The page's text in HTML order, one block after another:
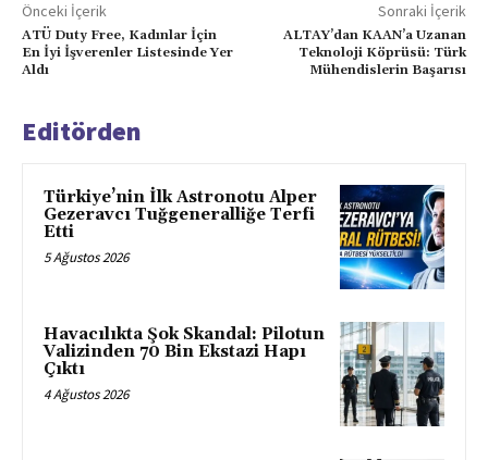
Önceki İçerik
ATÜ Duty Free, Kadınlar İçin
En İyi İşverenler Listesinde Yer
Aldı
Sonraki İçerik
ALTAY’dan KAAN’a Uzanan
Teknoloji Köprüsü: Türk
Mühendislerin Başarısı
Editörden
Türkiye’nin İlk Astronotu Alper
Gezeravcı Tuğgeneralliğe Terfi
Etti
5 Ağustos 2026
Havacılıkta Şok Skandal: Pilotun
Valizinden 70 Bin Ekstazi Hapı
Çıktı
4 Ağustos 2026